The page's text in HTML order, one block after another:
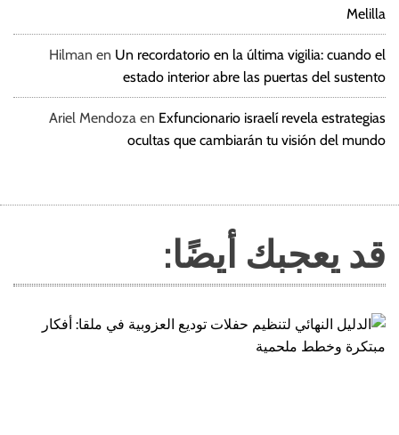
Melilla
Hilman en Un recordatorio en la última vigilia: cuando el
estado interior abre las puertas del sustento
Ariel Mendoza en Exfuncionario israelí revela estrategias
ocultas que cambiarán tu visión del mundo
قد يعجبك أيضًا: